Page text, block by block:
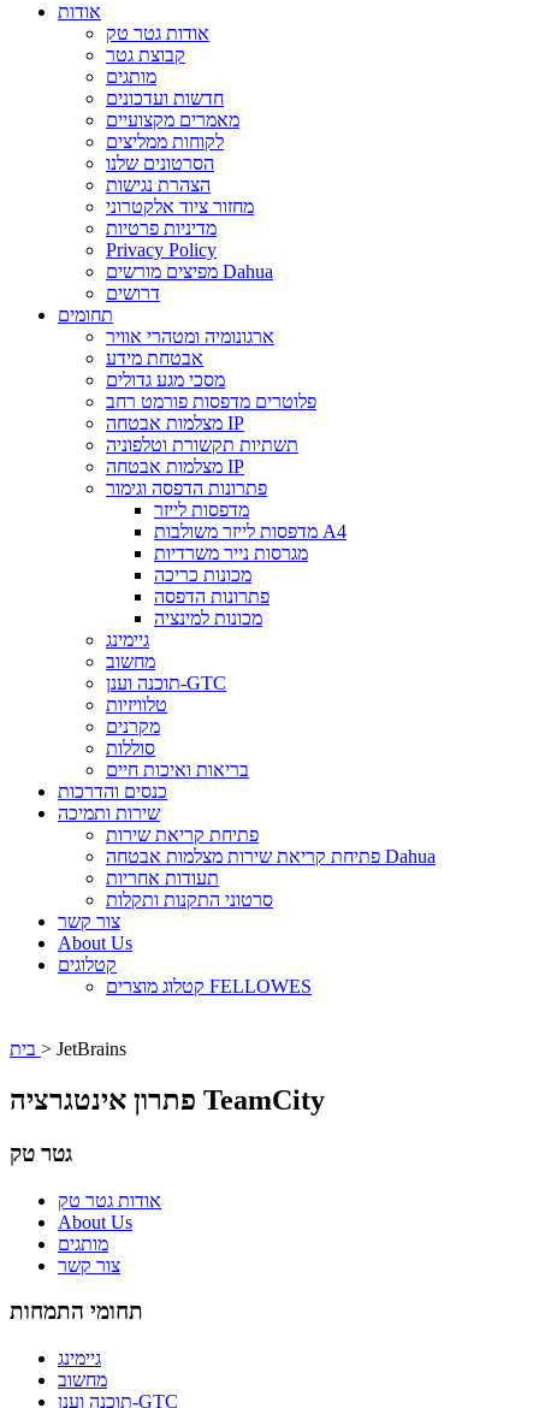
אודות
אודות גטר טק
קבוצת גטר
מותגים
חדשות ועדכונים
מאמרים מקצועיים
לקוחות ממליצים
הסרטונים שלנו
הצהרת נגישות
מחזור ציוד אלקטרוני
מדיניות פרטיות
Privacy Policy
מפיצים מורשים Dahua
דרושים
תחומים
ארגונומיה ומטהרי אוויר
אבטחת מידע
מסכי מגע גדולים
פלוטרים מדפסות פורמט רחב
מצלמות אבטחה IP
תשתיות תקשורת וטלפוניה
מצלמות אבטחה IP
פתרונות הדפסה וגימור
מדפסות לייזר
מדפסות לייזר משולבות A4
מגרסות נייר משרדיות
מכונות כריכה
פתרונות הדפסה
מכונות למינציה
גיימינג
מחשוב
תוכנה וענן-GTC
טלוויזיות
מקרנים
סוללות
בריאות ואיכות חיים
כנסים והדרכות
שירות ותמיכה
פתיחת קריאת שירות
פתיחת קריאת שירות מצלמות אבטחה Dahua
תעודות אחריות
סרטוני התקנות ותקלות
צור קשר
About Us
קטלוגים
קטלוג מוצרים FELLOWES
> JetBrains
פתרון אינטגרציה TeamCity
גטר טק
אודות גטר טק
About Us
מותגים
צור קשר
תחומי התמחות
גיימינג
מחשוב
תוכנה וענן-GTC